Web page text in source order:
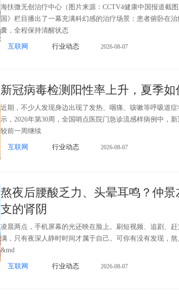
海扶微无创治疗中心（图片来源：CCTV4健康中国报道截
国》栏目播出了一幕充满科幻感的治疗场景：患者俯卧在
囊，全程保持清醒状态
互联网 行业动态 2026-08-07
新冠病毒检测阳性率上升，夏季如
近期，不少人发现身边出现了发热、咽痛、咳嗽等呼吸道
示，2026年第30周，全国哨点医院门急诊流感样病例中，新
较前一周继续
互联网 行业动态 2026-08-07
熬夜后腰酸乏力、头晕耳鸣？仲
支的肾阴
凌晨两点，手机屏幕的光还映在脸上。刷短视频、追剧、
满，只有夜深人静时时间才属于自己。可你有没有发现，
&md
互联网 行业动态 2026-08-07